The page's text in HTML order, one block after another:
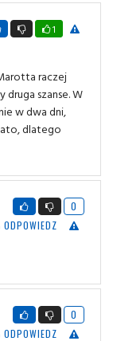
1
raczej
szanse. W
w dwa dni,
dlatego
0
ODPOWIEDZ
0
ODPOWIEDZ